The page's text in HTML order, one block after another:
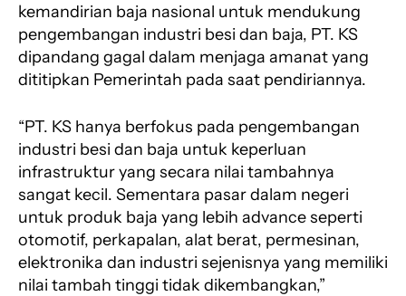
kemandirian baja nasional untuk mendukung
pengembangan industri besi dan baja, PT. KS
dipandang gagal dalam menjaga amanat yang
dititipkan Pemerintah pada saat pendiriannya.
“PT. KS hanya berfokus pada pengembangan
industri besi dan baja untuk keperluan
infrastruktur yang secara nilai tambahnya
sangat kecil. Sementara pasar dalam negeri
untuk produk baja yang lebih advance seperti
otomotif, perkapalan, alat berat, permesinan,
elektronika dan industri sejenisnya yang memiliki
nilai tambah tinggi tidak dikembangkan,”